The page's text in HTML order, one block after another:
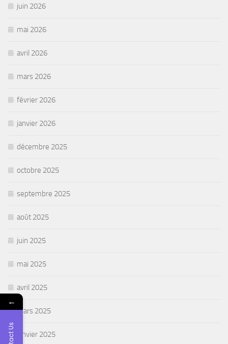
juin 2026
mai 2026
avril 2026
mars 2026
février 2026
janvier 2026
décembre 2025
octobre 2025
septembre 2025
août 2025
juin 2025
mai 2025
avril 2025
mars 2025
janvier 2025
←